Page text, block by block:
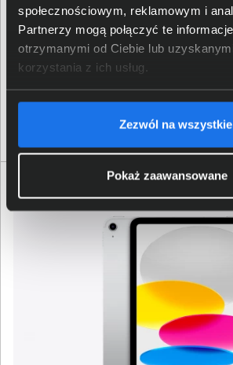
społecznościowym, reklamowym i
Partnerzy mogą połączyć te
otrzymanymi od Ciebie lub
korzystania z ich usług.
Zezwól na wszystkie
Pokaż zaawansowane
Tablet Lenovo Idea Tab Plus
90Hz 8GB 256GB And15 + rysik
1 349,00 zł